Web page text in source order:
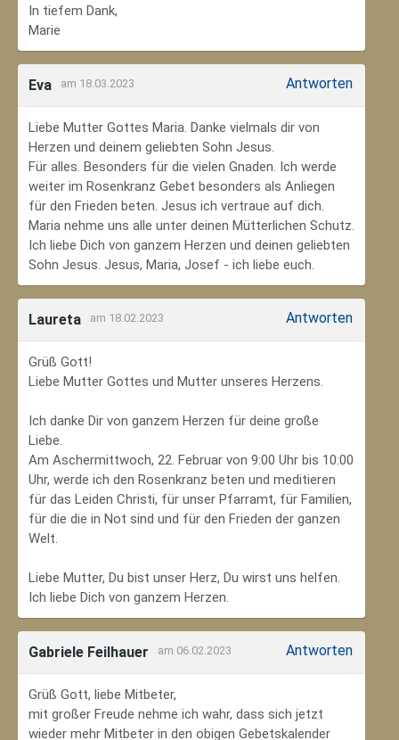
In tiefem Dank,
Marie
Eva am 18.03.2023 Antworten
Liebe Mutter Gottes Maria. Danke vielmals dir von
Herzen und deinem geliebten Sohn Jesus.
Für alles. Besonders für die vielen Gnaden. Ich werde
weiter im Rosenkranz Gebet besonders als Anliegen
für den Frieden beten. Jesus ich vertraue auf dich.
Maria nehme uns alle unter deinen Mütterlichen Schutz.
Ich liebe Dich von ganzem Herzen und deinen geliebten
Sohn Jesus. Jesus, Maria, Josef - ich liebe euch.
Laureta am 18.02.2023 Antworten
Grüß Gott!
Liebe Mutter Gottes und Mutter unseres Herzens.
Ich danke Dir von ganzem Herzen für deine große
Liebe.
Am Aschermittwoch, 22. Februar von 9:00 Uhr bis 10:00
Uhr, werde ich den Rosenkranz beten und meditieren
für das Leiden Christi, für unser Pfarramt, für Familien,
für die die in Not sind und für den Frieden der ganzen
Welt.
Liebe Mutter, Du bist unser Herz, Du wirst uns helfen.
Ich liebe Dich von ganzem Herzen.
Gabriele Feilhauer am 06.02.2023 Antworten
Grüß Gott, liebe Mitbeter,
mit großer Freude nehme ich wahr, dass sich jetzt
wieder mehr Mitbeter in den obigen Gebetskalender